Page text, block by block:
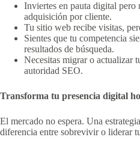
Inviertes en pauta digital pero
adquisición por cliente.
Tu sitio web recibe visitas,
Sientes que tu competencia
resultados de búsqueda.
Necesitas migrar o actualizar
autoridad SEO.
Transforma tu presencia digital
El mercado no espera. Una
diferencia entre sobrevivir o liderar